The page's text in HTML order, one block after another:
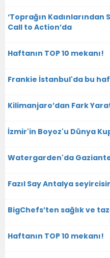
‘Toprağın
Call to Action’da
Haftanın TOP 10 mekanı!
Frankie İstanbul'da bu
Kilimanjaro’dan Fark
İzmir'in Boyoz'u Dünya
Watergarden'da
Fazıl Say Antalya
BigChefs’ten sağlık ve
Haftanın TOP 10 mekanı!